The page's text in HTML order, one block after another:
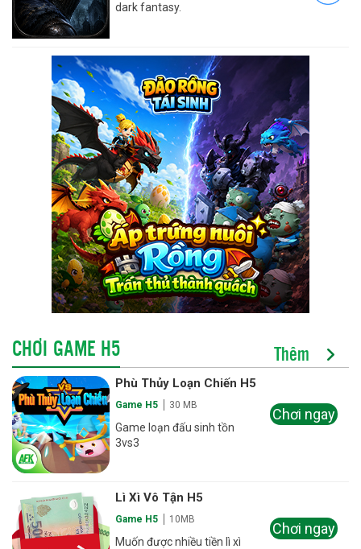
dark fantasy.
CHƠI GAME H5 Thêm
Phù Thủy Loạn Chiến H5
Game H5 30 MB
Game loạn đấu sinh tồn
3vs3
Chơi ngay
Lì Xì Vô Tận H5
Game H5 10MB
Muốn được nhiều tiền lì xì
Chơi ngay